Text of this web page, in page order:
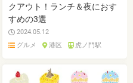
クアウト！ランチ＆夜におす
すめの3選
2024.05.12
グルメ
港区 虎ノ門駅